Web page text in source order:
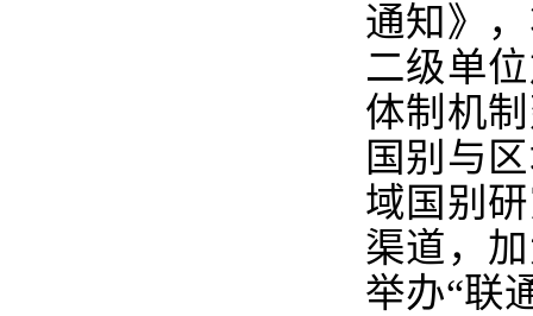
通知》
二级单
体制机
国别与
域国别
渠道，
举办“联